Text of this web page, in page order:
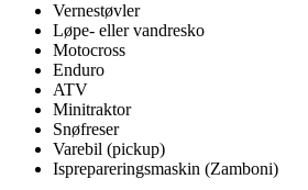
Vernestøvler
Løpe- eller vandresko
Motocross
Enduro
ATV
Minitraktor
Snøfreser
Varebil (pickup)
Isprepareringsmaskin (Zamboni)